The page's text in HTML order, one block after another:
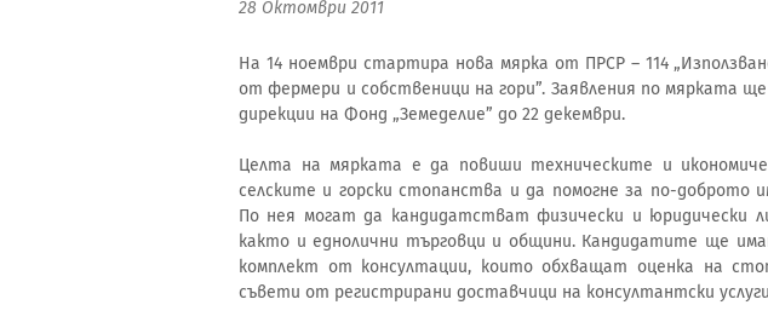
28 Октомври 2011
На 14 ноември стартира нова мярка от ПРСР – 114
от фермери и собственици на гори”. Заявления по мярката
дирекции на Фонд „Земеделие” до 22 декември.
Целта на мярката е да повиши техническите и
селските и горски стопанства и да помогне за по-доброто
По нея могат да кандидатстват физически и юридически
както и еднолични търговци и общини. Кандидатите ще
комплект от консултации, които обхващат оценка на
съвети от регистрирани доставчици на консултантски